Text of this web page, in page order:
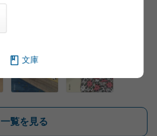
一覧を見る
文庫